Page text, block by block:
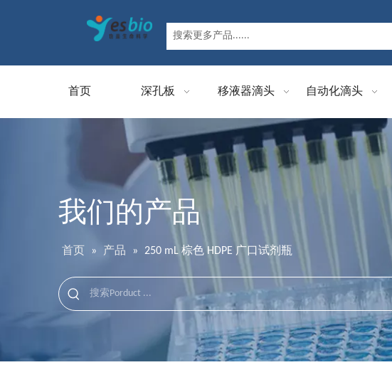
首页 深孔板 移液器滴头 自动化滴头
我们的产品
首页 » 产品 » 250 mL 棕色 HDPE 广口试剂瓶